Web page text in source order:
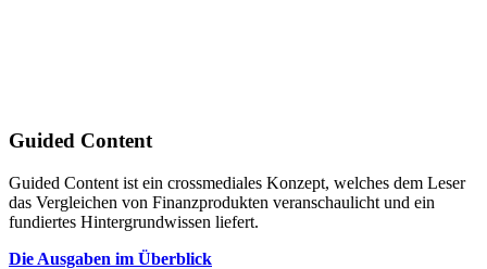
Guided Content
Guided Content ist ein crossmediales Konzept, welches dem Leser
das Vergleichen von Finanzprodukten veranschaulicht und ein
fundiertes Hintergrundwissen liefert.
Die Ausgaben im Überblick